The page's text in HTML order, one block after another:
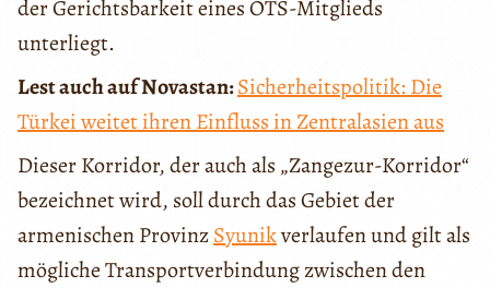
der Gerichtsbarkeit eines OTS-Mitglieds
unterliegt.
Lest auch auf Novastan:Sicherheitspolitik: Die
Türkei weitet ihren Einfluss in Zentralasien aus
Dieser Korridor, der auch als „Zangezur-Korridor“
bezeichnet wird, soll durch das Gebiet der
armenischen ProvinzSyunikverlaufen und gilt als
mögliche Transportverbindung zwischen den